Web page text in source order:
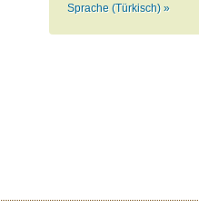
Sprache (Türkisch) »